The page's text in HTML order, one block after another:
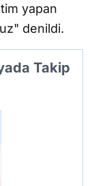
yapan
denildi.
Takip